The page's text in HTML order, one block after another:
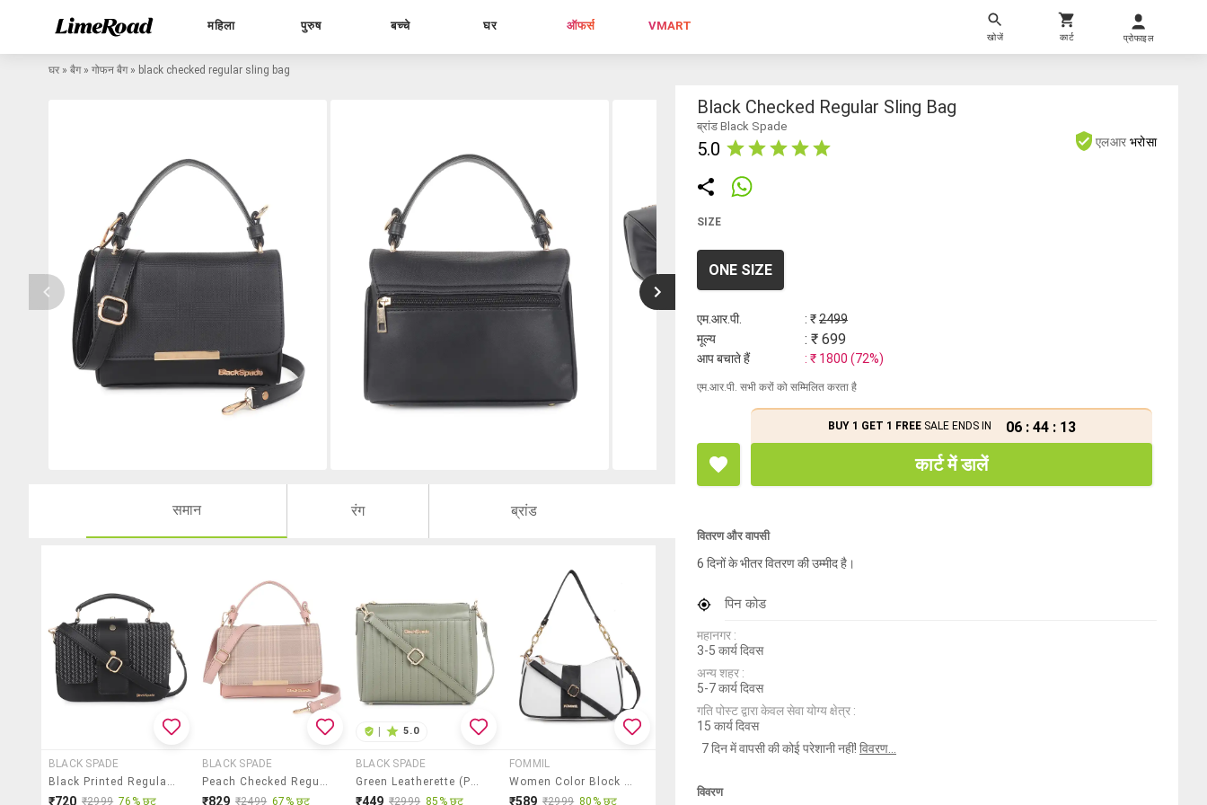
महिला पुरुष बच्चे घर ऑफर्स VMART
खोजें कार्ट प्रोफाइल
घर » बैग » गोफन बैग » black checked regular sling bag
समान रंग ब्रांड
BLACK SPADE
Black Printed Regular Sling Bag
₹720 ₹2999 76% छूट
BLACK SPADE
Peach Checked Regular Sling Bag
₹829 ₹2499 67% छूट
5.0
BLACK SPADE
Green Leatherette (pu) Sling Bag
₹449 ₹2999 85% छूट
FOMMIL
Women Color Block Sling Bag
₹589 ₹2999 80% छूट
Black Checked Regular Sling Bag
ब्रांड Black Spade
5.0 एलआर भरोसा
SIZE
ONE SIZE
एम.आर.पी. : ₹2499
मूल्य
: ₹ 699
आप बचाते हैं : ₹ 1800 (72%)
एम.आर.पी. सभी करों को सम्मिलित करता है
BUY 1 GET 1 FREESALE ENDS IN 06 : 44 : 13
कार्ट में डालें
वितरण और वापसी
6 दिनों के भीतर वितरण की उम्मीद है।
पिन कोड
महानगर :
3-5 कार्य दिवस
अन्य शहर :
5-7 कार्य दिवस
गति पोस्ट द्वारा केवल सेवा योग्य क्षेत्र :
15 कार्य दिवस
7 दिन में वापसी की कोई परेशानी नहीं! विवरण...
विवरण